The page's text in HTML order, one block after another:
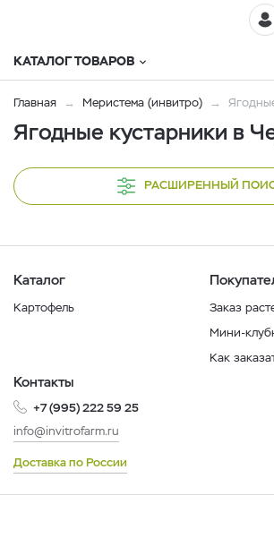
КАТАЛОГ ТОВАРОВ
Главная Меристема (инвитро)
Ягодные кустарники в
РАСШИРЕННЫЙ
Каталог
Картофель
Заказ
Мини-
Как
Контакты
+7 (995) 222 59 25
info@invitrofarm.ru
Доставка по России